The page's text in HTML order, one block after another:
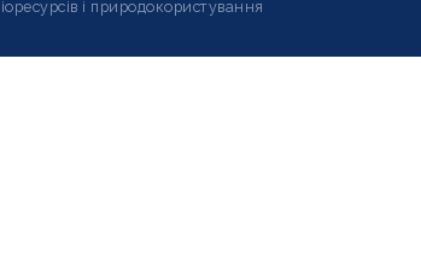
і природокористування